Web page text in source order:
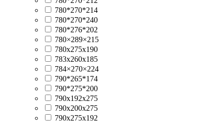
780*270*214
780*270*240
780*276*202
780×289×215
780х275х190
783x260x185
784×270×224
790*265*174
790*275*200
790x192x275
790x200x275
790x275x192